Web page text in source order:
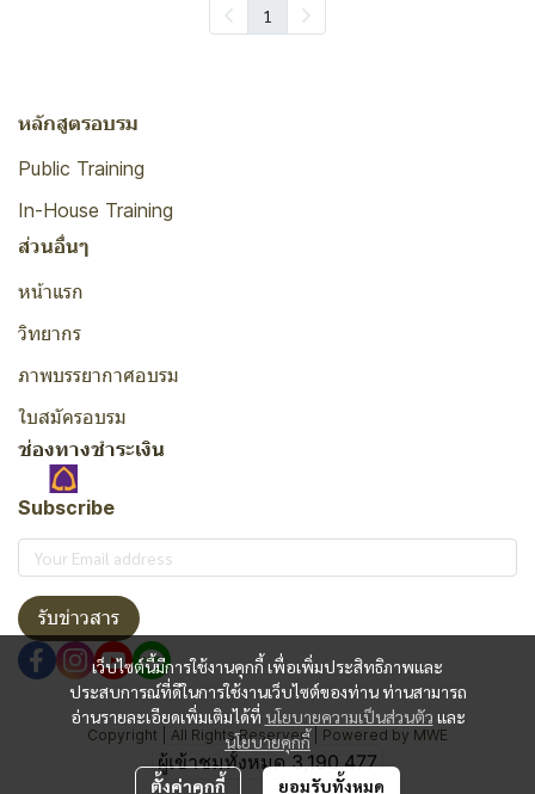
1
เว็บไซต์นี้มีการใช้งานคุกกี้ เพื่อเพิ่มประสิทธิภาพและ
ประสบการณ์ที่ดีในการใช้งานเว็บไซต์ของท่าน ท่านสามารถ
อ่านรายละเอียดเพิ่มเติมได้ที่ นโยบายความเป็นส่วนตัว และ
นโยบายคุกกี้
ตั้งค่าคุกกี้ ยอมรับทั้งหมด
หลักสูตรอบรม
Public Training
In-House Training
ส่วนอื่นๆ
หน้าแรก
วิทยากร
ภาพบรรยากาศอบรม
ใบสมัครอบรม
ช่องทางชำระเงิน
Subscribe
รับข่าวสาร
Copyright | All Rights Reserved | Powered by MWE
ผู้เข้าชมทั้งหมด3,190,477